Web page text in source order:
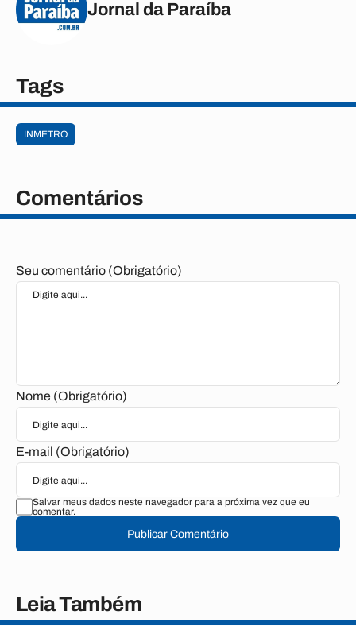
Jornal da Paraíba
Tags
INMETRO
Comentários
Seu comentário (Obrigatório)
Nome (Obrigatório)
E-mail (Obrigatório)
Salvar meus dados neste navegador para a próxima vez que eu
comentar.
Publicar Comentário
Leia Também